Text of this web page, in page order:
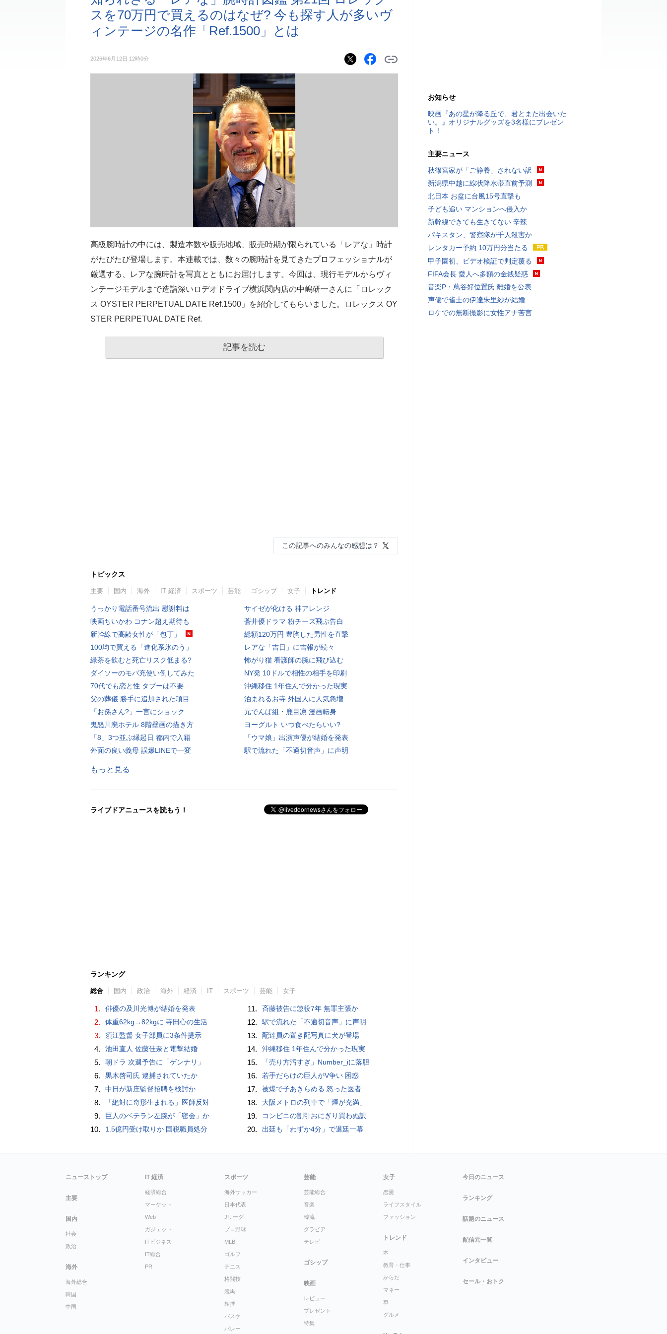
スを70万円で買えるのはなぜ? 今も探す人が多いヴ
ィンテージの名作「Ref.1500」とは
2026年6月12日 12時0分
高級腕時計の中には、製造本数や販売地域、販売時期が限られている「レアな」時計
がたびたび登場します。本連載では、数々の腕時計を見てきたプロフェッショナルが
厳選する、レアな腕時計を写真とともにお届けします。今回は、現行モデルからヴィ
ンテージモデルまで造詣深いロデオドライブ横浜関内店の中嶋研一さんに「ロレック
ス OYSTER PERPETUAL DATE Ref.1500」を紹介してもらいました。ロレックス OY
STER PERPETUAL DATE Ref.
記事を読む
この記事へのみんなの感想は？
トピックス
主要 国内 海外 IT 経済 スポーツ 芸能 ゴシップ 女子 トレンド
うっかり電話番号流出 慰謝料は
映画ちいかわ コナン超え期待も
新幹線で高齢女性が「包丁」
100均で買える「進化系氷のう」
緑茶を飲むと死亡リスク低まる?
ダイソーのモバ充使い倒してみた
70代でも恋と性 タブーは不要
父の葬儀 勝手に追加された項目
「お孫さん?」一言にショック
鬼怒川廃ホテル 8階壁画の描き方
「8」3つ並ぶ縁起日 都内で入籍
外面の良い義母 誤爆LINEで一変
サイゼが化ける 神アレンジ
蒼井優ドラマ 粉チーズ飛ぶ告白
総額120万円 豊胸した男性を直撃
レアな「吉日」に吉報が続々
怖がり猫 看護師の腕に飛び込む
NY発 10ドルで相性の相手を印刷
沖縄移住 1年住んで分かった現実
泊まれるお寺 外国人に人気急増
元でんぱ組・鹿目凛 漫画転身
ヨーグルト いつ食べたらいい?
「ウマ娘」出演声優が結婚を発表
駅で流れた「不適切音声」に声明
もっと見る
ライブドアニュースを読もう！
ランキング
総合 国内 政治 海外 経済 IT スポーツ 芸能 女子
1. 俳優の及川光博が結婚を発表
2. 体重62kg→82kgに 寺田心の生活
3. 須江監督 女子部員に3条件提示
4. 池田直人 佐藤佳奈と電撃結婚
5. 朝ドラ 次週予告に「ゲンナリ」
6. 黒木啓司氏 逮捕されていたか
7. 中日が新庄監督招聘を検討か
8. 「絶対に奇形生まれる」医師反対
9. 巨人のベテラン左腕が「密会」か
10. 1.5億円受け取りか 国税職員処分
11. 斉藤被告に懲役7年 無罪主張か
12. 駅で流れた「不適切音声」に声明
13. 配達員の置き配写真に犬が登場
14. 沖縄移住 1年住んで分かった現実
15. 「売り方汚すぎ」Number_iに落胆
16. 若手だらけの巨人がV争い 困惑
17. 被爆で子あきらめる 怒った医者
18. 大阪メトロの列車で「煙が充満」
19. コンビニの割引おにぎり買わぬ訳
20. 出廷も「わずか4分」で退廷一幕
お知らせ
映画『あの星が降る丘で、君とまた出会いた
い。』オリジナルグッズを3名様にプレゼン
ト！
主要ニュース
秋篠宮家が「ご静養」されない訳
新潟県中越に線状降水帯直前予測
北日本 お盆に台風15号直撃も
子ども追い マンションへ侵入か
新幹線できても生きてない 辛辣
パキスタン、警察隊が千人殺害か
レンタカー予約 10万円分当たる
甲子園初、ビデオ検証で判定覆る
FIFA会長 愛人へ多額の金銭疑惑
音楽P・蔦谷好位置氏 離婚を公表
声優で雀士の伊達朱里紗が結婚
ロケでの無断撮影に女性アナ苦言
ニューストップ
主要
国内
社会
政治
海外
海外総合
韓国
中国
IT 経済
経済総合
マーケット
Web
ガジェット
ITビジネス
IT総合
PR
スポーツ
海外サッカー
日本代表
Jリーグ
プロ野球
MLB
ゴルフ
テニス
格闘技
競馬
相撲
バスケ
バレー
芸能
芸能総合
音楽
韓流
グラビア
テレビ
ゴシップ
映画
レビュー
プレゼント
特集
女子
恋愛
ライフスタイル
ファッション
トレンド
本
教育・仕事
からだ
マネー
車
グルメ
今日のニュース
ランキング
話題のニュース
配信元一覧
インタビュー
セール・おトク